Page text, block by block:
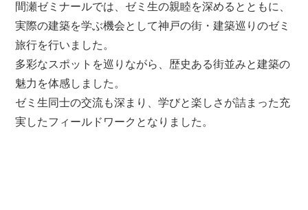
間瀬ゼミナールでは、ゼミ生の親睦を深めるとともに、
実際の建築を学ぶ機会として神戸の街・建築巡りのゼミ
旅行を行いました。
多彩なスポットを巡りながら、歴史ある街並みと建築の
魅力を体感しました。
ゼミ生同士の交流も深まり、学びと楽しさが詰まった充
実したフィールドワークとなりました。